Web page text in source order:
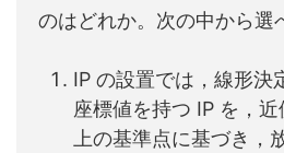
のはどれか。次の中から選
IP の設置では，線形決
座標値を持つ IP を，
上の基準点に基づき，